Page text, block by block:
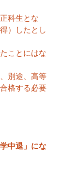
科生とな
）したとし
ことにはな
別途、高等
格する必要
中退」にな